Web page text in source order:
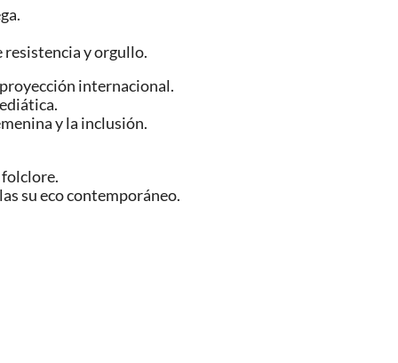
resistencia y orgullo.
internacional.
y la inclusión.
folclore.
su eco contemporáneo.